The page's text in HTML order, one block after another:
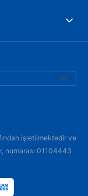
işletilmektedir ve
numarası 01104443